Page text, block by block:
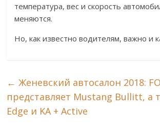
температура, вес и скорость
меняются.
Но, как известно водителям, важно и
← Женевский автосалон 2018:
представляет Mustang Bullitt, а
Edge и KA + Active